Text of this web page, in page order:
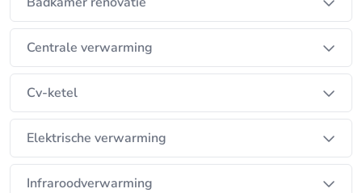
Centrale verwarming
Cv-ketel
Elektrische verwarming
Infraroodverwarming